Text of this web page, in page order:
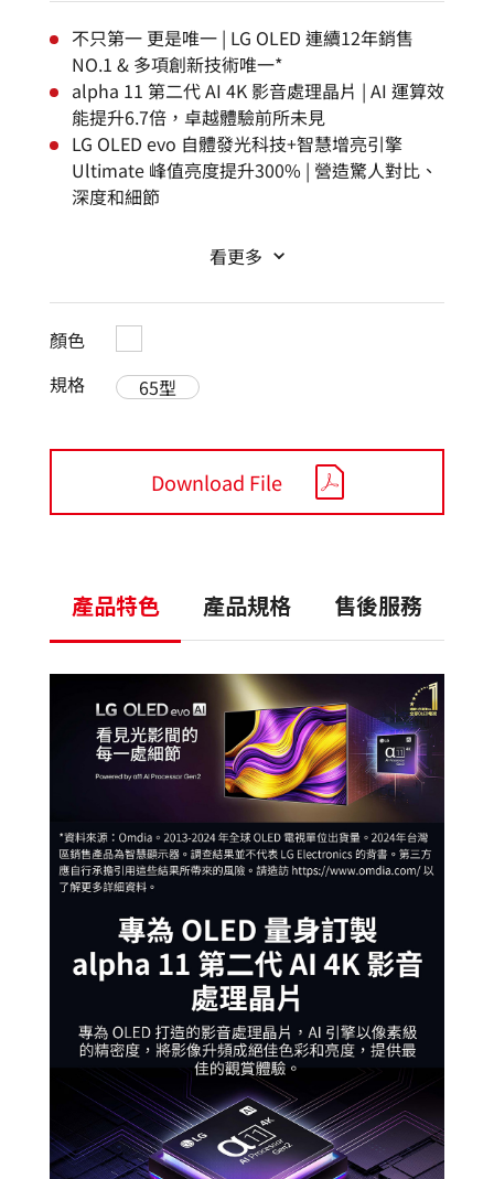
不只第一 更是唯一 | LG OLED 連續12年銷售
NO.1 & 多項創新技術唯一*
alpha 11 第二代 AI 4K 影音處理晶片 | AI 運算效
能提升6.7倍，卓越體驗前所未見
LG OLED evo 自體發光科技+智慧增亮引擎
Ultimate 峰值亮度提升300% | 營造驚人對比、
深度和細節
看更多
顏色
規格
65型
Download File
產品特色 產品規格 售後服務